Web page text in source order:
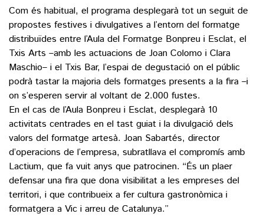
Com és habitual, el programa desplegarà tot un seguit de
propostes festives i divulgatives a l’entorn del formatge
distribuïdes entre l’Aula del Formatge Bonpreu i Esclat, el
Txis Arts –amb les actuacions de Joan Colomo i Clara
Maschio– i el Txis Bar, l’espai de degustació on el públic
podrà tastar la majoria dels formatges presents a la fira –i
on s’esperen servir al voltant de 2.000 fustes.
En el cas de l’Aula Bonpreu i Esclat, desplegarà 10
activitats centrades en el tast guiat i la divulgació dels
valors del formatge artesà. Joan Sabartés, director
d’operacions de l’empresa, subratllava el compromís amb
Lactium, que fa vuit anys que patrocinen. “És un plaer
defensar una fira que dona visibilitat a les empreses del
territori, i que contribueix a fer cultura gastronòmica i
formatgera a Vic i arreu de Catalunya.”